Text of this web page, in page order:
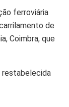
ferroviária
de
Coimbra, que
restabelecida